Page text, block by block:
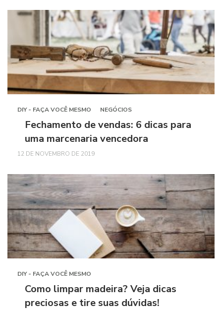
DIY - FAÇA VOCÊ MESMO NEGÓCIOS
Fechamento de vendas: 6 dicas para
uma marcenaria vencedora
12 DE NOVEMBRO DE 2019
DIY - FAÇA VOCÊ MESMO
Como limpar madeira? Veja dicas
preciosas e tire suas dúvidas!